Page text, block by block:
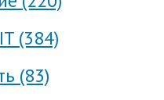
IT (384)
(83)